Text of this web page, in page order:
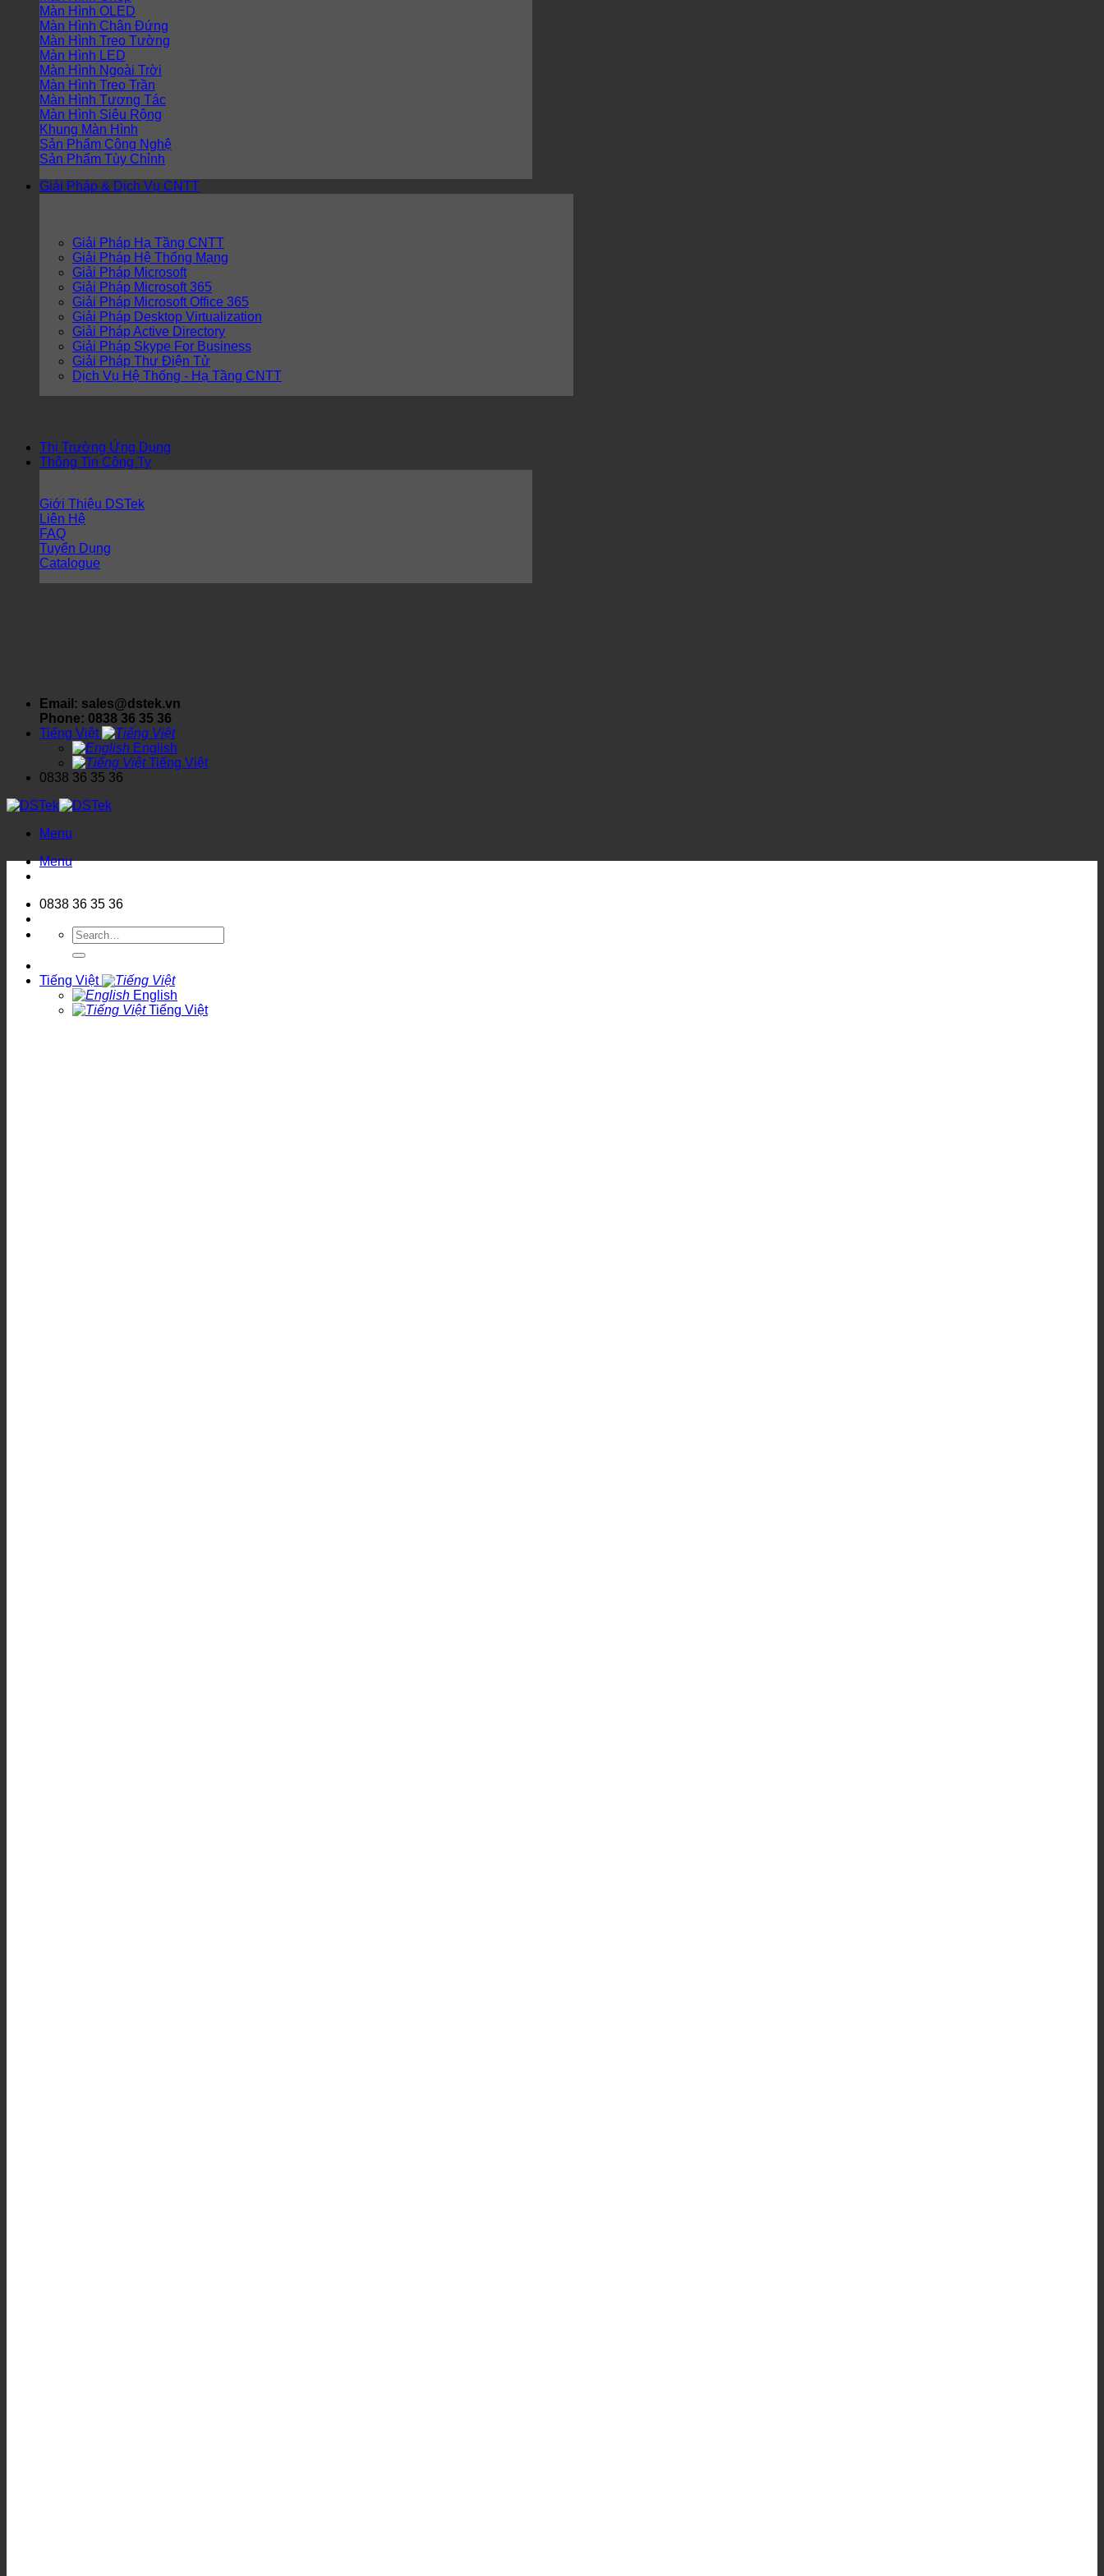
Màn Hình OLED
Màn Hình Chân Đứng
Màn Hình Treo Tường
Màn Hình LED
Màn Hình Ngoài Trời
Màn Hình Treo Trần
Màn Hình Tương Tác
Màn Hình Siêu Rộng
Khung Màn Hình
Sản Phẩm Công Nghệ
Sản Phẩm Tùy Chỉnh
Giải Pháp & Dịch Vụ CNTT
Giải Pháp Hạ Tầng CNTT
Giải Pháp Hệ Thống Mạng
Giải Pháp Microsoft
Giải Pháp Microsoft 365
Giải Pháp Microsoft Office 365
Giải Pháp Desktop Virtualization
Giải Pháp Active Directory
Giải Pháp Skype For Business
Giải Pháp Thư Điện Tử
Dịch Vụ Hệ Thống - Hạ Tầng CNTT
Thị Trường Ứng Dụng
Thông Tin Công Ty
Giới Thiệu DSTek
Liên Hệ
FAQ
Tuyển Dụng
Catalogue
Email: sales@dstek.vn
Phone: 0838 36 35 36
Tiếng Việt
English
Tiếng Việt
0838 36 35 36
Menu
Menu
0838 36 35 36
Search
for:
Tiếng Việt
English
Tiếng Việt